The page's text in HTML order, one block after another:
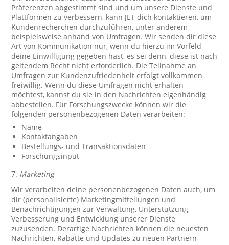
Präferenzen abgestimmt sind und um unsere Dienste und
Plattformen zu verbessern, kann JET dich kontaktieren, um
Kundenrecherchen durchzuführen, unter anderem
beispielsweise anhand von Umfragen. Wir senden dir diese
Art von Kommunikation nur, wenn du hierzu im Vorfeld
deine Einwilligung gegeben hast, es sei denn, diese ist nach
geltendem Recht nicht erforderlich. Die Teilnahme an
Umfragen zur Kundenzufriedenheit erfolgt vollkommen
freiwillig. Wenn du diese Umfragen nicht erhalten
möchtest, kannst du sie in den Nachrichten eigenhändig
abbestellen. Für Forschungszwecke können wir die
folgenden personenbezogenen Daten verarbeiten:
Name
Kontaktangaben
Bestellungs- und Transaktionsdaten
Forschungsinput
7. Marketing
Wir verarbeiten deine personenbezogenen Daten auch, um
dir (personalisierte) Marketingmitteilungen und
Benachrichtigungen zur Verwaltung, Unterstützung,
Verbesserung und Entwicklung unserer Dienste
zuzusenden. Derartige Nachrichten können die neuesten
Nachrichten, Rabatte und Updates zu neuen Partnern